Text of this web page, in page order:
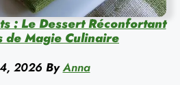
: Le Dessert Réconfortant
de Magie Culinaire
2026 By Anna